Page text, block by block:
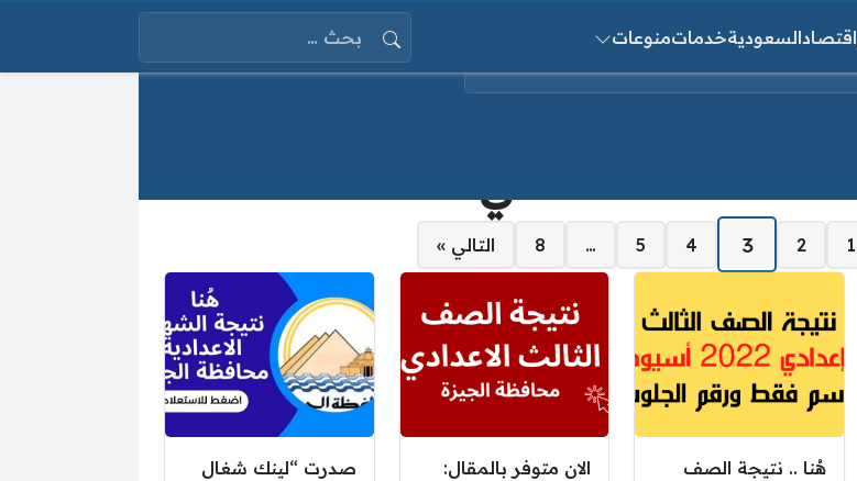
اقتصادالسعوديةخدماتمنوعات
البحث عن:
1
2
3
4
5
…
8 التالي »
هُنا .. نتيجة الصف
الان متوفر بالمقال:
صدرت “لينك شغال